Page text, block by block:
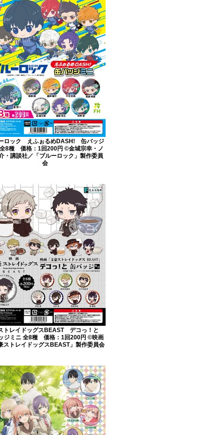
ロック えふぉるめDASH! 缶バッジ
8種 価格：1回200円 ©金城宗幸・ノ
・講談社／「ブルーロック」製作委員
会
トレイドッグスBEAST デコっ！と
ジミニ 全8種 価格：1回200円 ©映画
ストレイドッグスBEAST」製作委員会